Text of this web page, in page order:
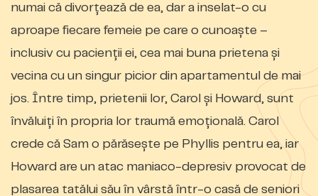
numai că divorțează de ea, dar a inselat-o cu
aproape fiecare femeie pe care o cunoaște –
inclusiv cu pacienții ei, cea mai buna prietena și
vecina cu un singur picior din apartamentul de mai
jos. Între timp, prietenii lor, Carol și Howard, sunt
învăluiți în propria lor traumă emoțională. Carol
crede că Sam o părăsește pe Phyllis pentru ea, iar
Howard are un atac maniaco-depresiv provocat de
plasarea tatălui său în vârstă într-o casă de seniori